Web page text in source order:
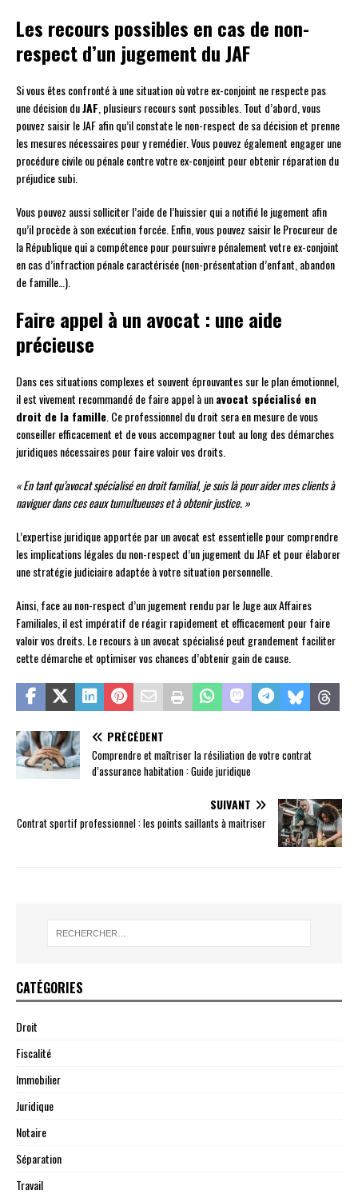
Les recours possibles en cas de non-
respect d’un jugement du JAF
Si vous êtes confronté à une situation où votre ex-conjoint ne respecte pas
une décision duJAF , plusieurs recours sont possibles. Tout d’abord, vous
pouvez saisir le JAF afin qu’il constate le non-respect de sa décision et prenne
les mesures nécessaires pour y remédier. Vous pouvez également engager une
procédure civile ou pénale contre votre ex-conjoint pour obtenir réparation du
préjudice subi.
Vous pouvez aussi solliciter l’aide de l’huissier qui a notifié le jugement afin
qu’il procède à son exécution forcée. Enfin, vous pouvez saisir le Procureur de
la République qui a compétence pour poursuivre pénalement votre ex-conjoint
en cas d’infraction pénale caractérisée (non-présentation d’enfant, abandon
de famille…).
Faire appel à un avocat : une aide
précieuse
Dans ces situations complexes et souvent éprouvantes sur le plan émotionnel,
il est vivement recommandé de faire appel à unavocat spécialisé en
droit de la famille . Ce professionnel du droit sera en mesure de vous
conseiller efficacement et de vous accompagner tout au long des démarches
juridiques nécessaires pour faire valoir vos droits.
« En tant qu’avocat spécialisé en droit familial, je suis là pour aider mes clients à
naviguer dans ces eaux tumultueuses et à obtenir justice. »
L’expertise juridique apportée par un avocat est essentielle pour comprendre
les implications légales du non-respect d’un jugement du JAF et pour élaborer
une stratégie judiciaire adaptée à votre situation personnelle.
Ainsi, face au non-respect d’un jugement rendu par le Juge aux Affaires
Familiales, il est impératif de réagir rapidement et efficacement pour faire
valoir vos droits. Le recours à un avocat spécialisé peut grandement faciliter
cette démarche et optimiser vos chances d’obtenir gain de cause.
PRÉCÉDENT
Comprendre et maîtriser la résiliation de votre contrat
d’assurance habitation : Guide juridique
SUIVANT
Contrat sportif professionnel : les points saillants à maitriser
CATÉGORIES
Droit
Fiscalité
Immobilier
Juridique
Notaire
Séparation
Travail